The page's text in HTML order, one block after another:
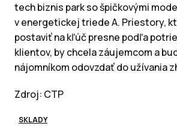
tech biznis park so špičkovými
v energetickej triede A. Priestory,
postaviť na kľúč presne podľa
klientov, by chcela záujemcom a
nájomníkom odovzdať do užívania
Zdroj: CTP
SKLADY